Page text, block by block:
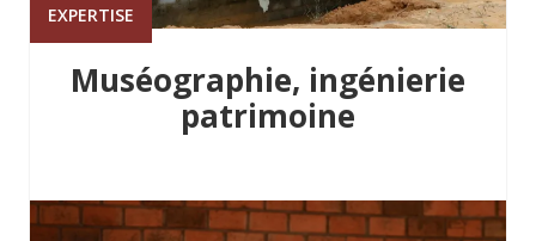
EXPERTISE
Muséographie, ingénierie
patrimoine